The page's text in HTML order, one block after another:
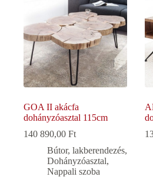
GOA II akácfa
dohányzóasztal 115cm
140 890,00 Ft
Bútor, lakberendezés,
Dohányzóasztal,
Nappali szoba